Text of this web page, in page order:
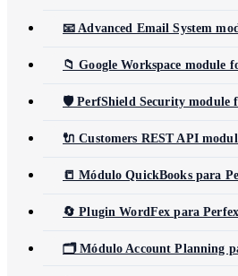
📧 Advanced Email System
📁 Google Workspace module
🛡️ PerfShield Security module
🔌 Customers REST API
📒 Módulo QuickBooks para
🔄 Plugin WordFex para
🗂️ Módulo Account Planning